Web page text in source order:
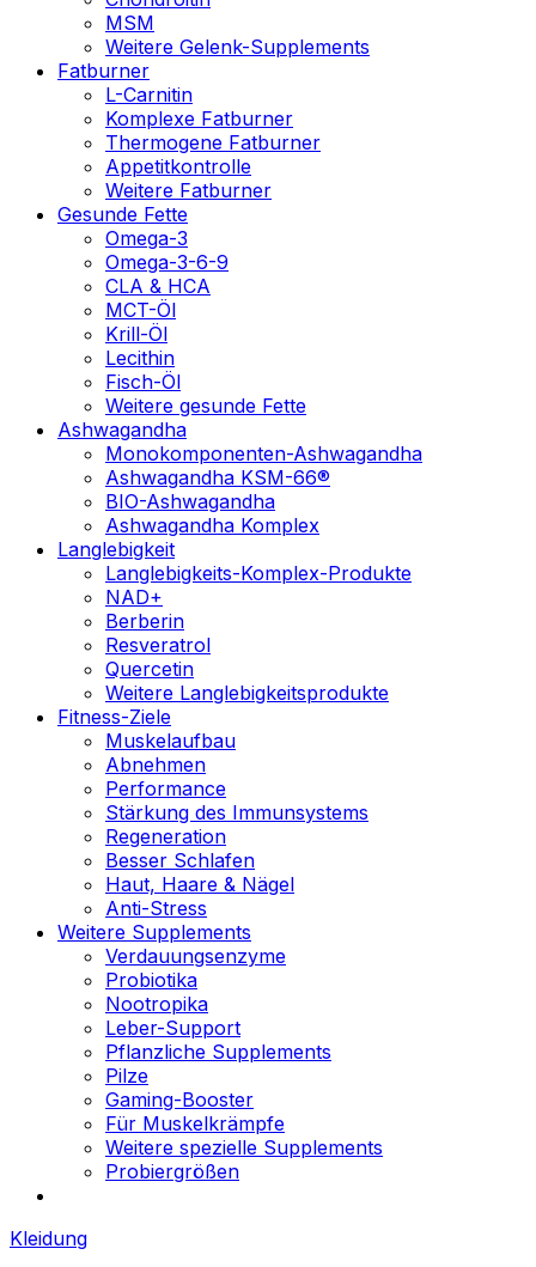
MSM
Weitere Gelenk-Supplements
Fatburner
L-Carnitin
Komplexe Fatburner
Thermogene Fatburner
Appetitkontrolle
Weitere Fatburner
Gesunde Fette
Omega-3
Omega-3-6-9
CLA & HCA
MCT-Öl
Krill-Öl
Lecithin
Fisch-Öl
Weitere gesunde Fette
Ashwagandha
Monokomponenten-Ashwagandha
Ashwagandha KSM-66®
BIO-Ashwagandha
Ashwagandha Komplex
Langlebigkeit
Langlebigkeits-Komplex-Produkte
NAD+
Berberin
Resveratrol
Quercetin
Weitere Langlebigkeitsprodukte
Fitness-Ziele
Muskelaufbau
Abnehmen
Performance
Stärkung des Immunsystems
Regeneration
Besser Schlafen
Haut, Haare & Nägel
Anti-Stress
Weitere Supplements
Verdauungsenzyme
Probiotika
Nootropika
Leber-Support
Pflanzliche Supplements
Pilze
Gaming-Booster
Für Muskelkrämpfe
Weitere spezielle Supplements
Probiergrößen
Kleidung